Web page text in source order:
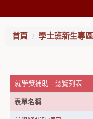
首頁 學士班新生專區
就學獎補助 - 總覽列表
表單名稱